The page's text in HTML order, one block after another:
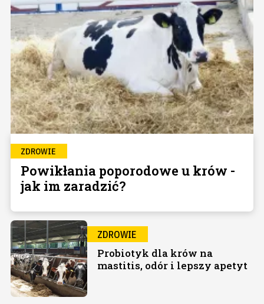
ZDROWIE
Powikłania poporodowe u krów -
jak im zaradzić?
ZDROWIE
Probiotyk dla krów na
mastitis, odór i lepszy apetyt